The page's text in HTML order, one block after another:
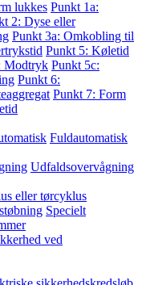
lukkes Punkt 1a:
2: Dyse eller
Punkt 3a: Omkobling til
Punkt 5: Køletid
Modtryk Punkt 5c:
Punkt 6:
Punkt 7: Form
Fuldautomatisk
Udfaldsovervågning
eller tørcyklus
Specielt
ved